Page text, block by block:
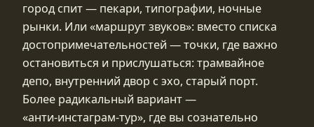
город спит — пекари, типографии, ночные
рынки. Или «маршрут звуков»: вместо списка
достопримечательностей — точки, где важно
остановиться и прислушаться: трамвайное
депо, внутренний двор с эхо, старый порт.
Более радикальный вариант —
«анти‑инстаграм‑тур», где вы сознательно